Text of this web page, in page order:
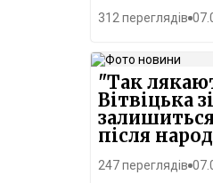
312 переглядів
"Так
Вітвіцька
після
247 переглядів